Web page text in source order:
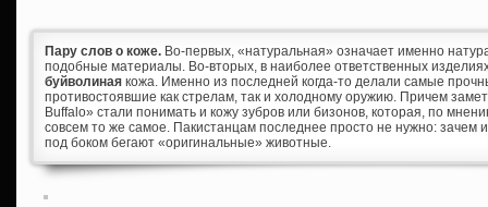
Пару слов о коже. Во-первых, «натуральная» означает именно
подобные материалы. Во-вторых, в наиболее ответственных
буйволиная кожа. Именно из последней когда-то делали самые
противостоявшие как стрелам, так и холодному оружию. Причем
Buffalo» стали понимать и кожу зубров или бизонов, которая, по
совсем то же самое. Пакистанцам последнее просто не нужно: зачем
под боком бегают «оригинальные» животные.